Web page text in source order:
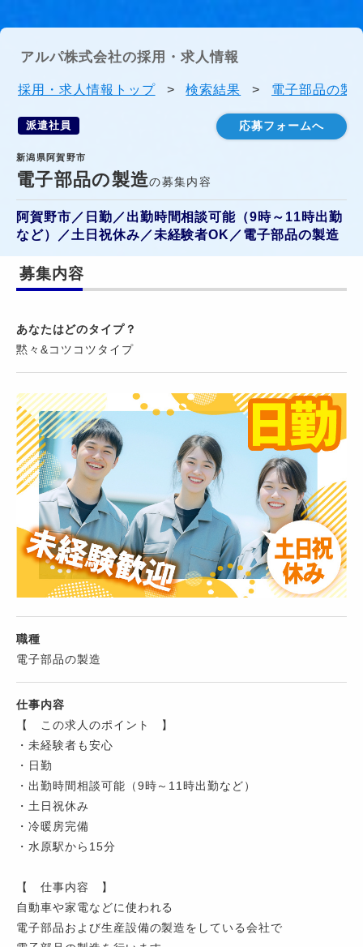
アルパ株式会社の採用・求人情報
採用・求人情報トップ > 検索結果 > 電子部品の製
派遣社員 応募フォームへ
新潟県阿賀野市
電子部品の製造の募集内容
阿賀野市／日勤／出勤時間相談可能（9時～11時出勤
など）／土日祝休み／未経験者OK／電子部品の製造
募集内容
あなたはどのタイプ？
黙々&コツコツタイプ
職種
電子部品の製造
仕事内容
【 この求人のポイント 】
・未経験者も安心
・日勤
・出勤時間相談可能（9時～11時出勤など）
・土日祝休み
・冷暖房完備
・水原駅から15分
【 仕事内容 】
自動車や家電などに使われる
電子部品および生産設備の製造をしている会社で